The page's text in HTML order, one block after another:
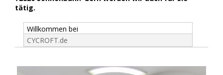
tätig.
Willkommen bei
CYCROFT.de